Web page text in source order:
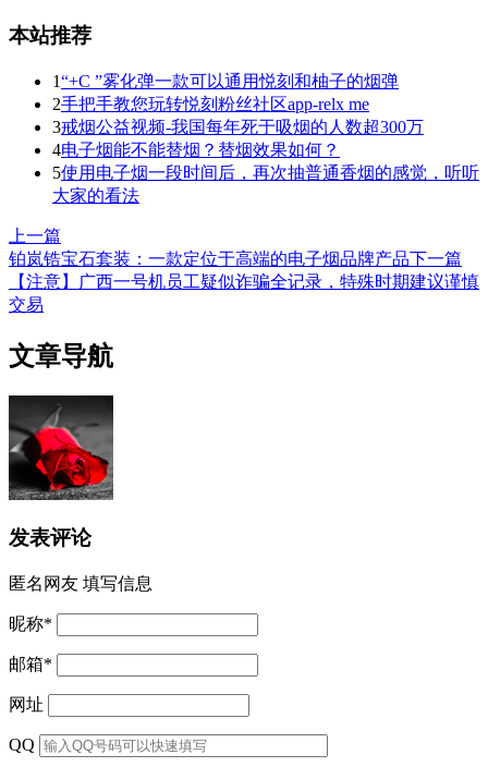
本站推荐
1“+C ”雾化弹一款可以通用悦刻和柚子的烟弹
2手把手教您玩转悦刻粉丝社区app-relx me
3戒烟公益视频-我国每年死于吸烟的人数超300万
4电子烟能不能替烟？替烟效果如何？
5使用电子烟一段时间后，再次抽普通香烟的感觉，听听
大家的看法
上一篇
铂岚锆宝石套装：一款定位于高端的电子烟品牌产品下一篇
【注意】广西一号机员工疑似诈骗全记录，特殊时期建议谨慎
交易
文章导航
发表评论
匿名网友 填写信息
昵称*
邮箱*
网址
QQ